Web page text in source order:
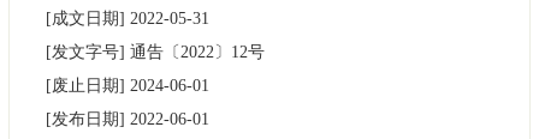
政务公开
市领导
[成文日期] 2022-05-31
[发文字号] 通告〔2022〕 12号
[废止日期] 2024-06-01
[发布日期] 2022-06-01